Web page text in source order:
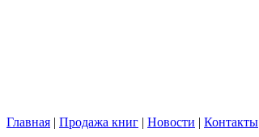
Главная | Продажа книг | Новости | Контакты